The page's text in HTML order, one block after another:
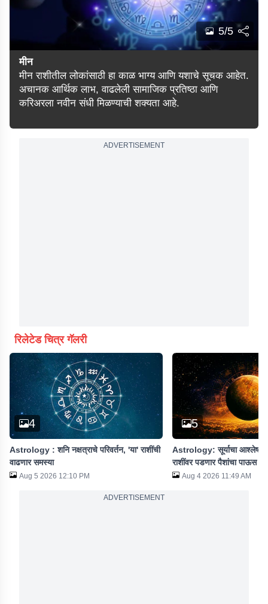
5/5
मीन
मीन राशीतील लोकांसाठी हा काळ भाग्य आणि यशाचे सूचक आहेत.
अचानक आर्थिक लाभ, वाढलेली सामाजिक प्रतिष्ठा आणि
करिअरला नवीन संधी मिळण्याची शक्यता आहे.
ADVERTISEMENT
रिलेटेड चित्र गॅलरी
4
Astrology : शनि नक्षत्राचे परिवर्तन, 'या' राशींची
वाढणार समस्या
Aug 5 2026 12:10 PM
5
Astrology: सूर्याचा आश्लेषा
राशींवर पडणार पैशांचा पाऊस
Aug 4 2026 11:49 AM
ADVERTISEMENT